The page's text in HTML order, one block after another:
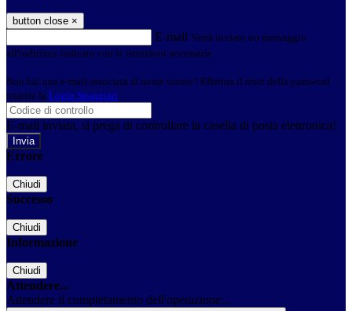
button close ×
E-mail Verrà inviato un messaggio
all'indirizzo indicato con le istruzioni necessarie.
Non hai una e-mail associata al nome utente? Effettua il reset della password
tramite la Login Spaggiari
E-mail inviata, si prega di controllare la casella di posta elettronica!
Errore
Chiudi
Successo
Chiudi
Informazione
Chiudi
Attendere...
Attendere il completamento dell'operazione...